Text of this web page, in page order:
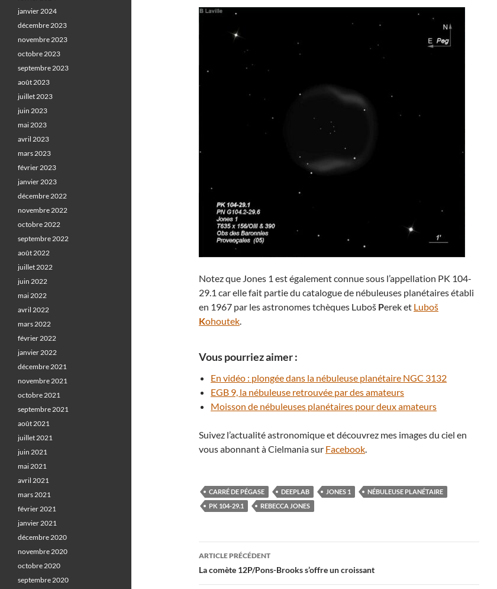
Notez que Jones 1 est également connue sous l’appellation PK 104-
29.1 car elle fait partie du catalogue de nébuleuses planétaires établi
en 1967 par les astronomes tchèques Luboš Perek et Luboš
Kohoutek.
Vous pourriez aimer :
En vidéo : plongée dans la nébuleuse planétaire NGC 3132
EGB 9, la nébuleuse retrouvée par des amateurs
Moisson de nébuleuses planétaires pour deux amateurs
Suivez l’actualité astronomique et découvrez mes images du ciel en
vous abonnant à Cielmania sur Facebook.
CARRÉ DE PÉGASE DEEPLAB JONES 1
NÉBULEUSE PLANÉTAIRE
PK 104-29.1
REBECCA JONES
Navigation
des
ARTICLE PRÉCÉDENT
La comète 12P/Pons-Brooks s’offre un croissant
janvier 2024
décembre 2023
novembre 2023
octobre 2023
septembre 2023
août 2023
juillet 2023
juin 2023
mai 2023
avril 2023
mars 2023
février 2023
janvier 2023
décembre 2022
novembre 2022
octobre 2022
septembre 2022
août 2022
juillet 2022
juin 2022
mai 2022
avril 2022
mars 2022
février 2022
janvier 2022
décembre 2021
novembre 2021
octobre 2021
septembre 2021
août 2021
juillet 2021
juin 2021
mai 2021
avril 2021
mars 2021
février 2021
janvier 2021
décembre 2020
novembre 2020
octobre 2020
septembre 2020